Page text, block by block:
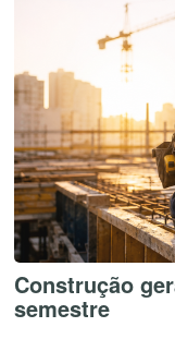
Construção
semestre